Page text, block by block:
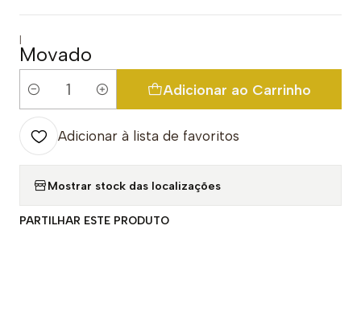
|
Movado
Quantidade
Adicionar ao Carrinho
Adicionar à lista de favoritos
Mostrar stock das localizações
PARTILHAR ESTE PRODUTO